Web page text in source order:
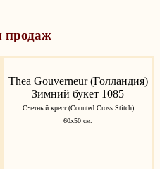
продаж
Thea Gouverneur (Голландия)
Зимний букет 1085
Счетный крест (Counted Cross Stitch)
60х50 см.